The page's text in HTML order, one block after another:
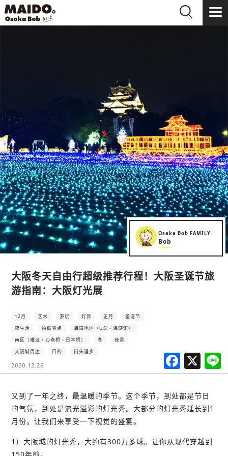
Osaka Bob FAMILY
Bob
大阪冬天自由行超级推荐行程！大阪圣诞节旅
游指南：大阪灯光展
F
a
c
e
o
X
12月 艺术 游玩 灯饰 正月
圣诞节
夜生活
拍照景点
海湾地区（USJ・海游馆）
南区（难波・心斋桥・日本桥）
冬
夜景
大阪城周边
目的 街头漫步
2020.12.26
又到了一年之终，最温暖的季节。这个季节，到处都是节日
的气氛，到处是流光溢彩的灯光秀。大部分的灯光秀延长到1
月份。让我们来享受一下视觉的盛宴。
1）大阪城的灯光秀，大约有300万多球。让你从现代穿越到